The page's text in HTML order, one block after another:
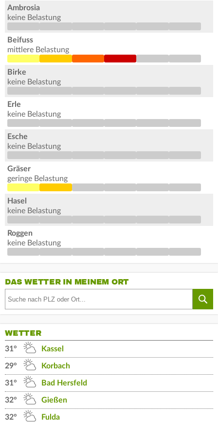
Ambrosia
keine Belastung
Beifuss
mittlere Belastung
Birke
keine Belastung
Erle
keine Belastung
Esche
keine Belastung
Gräser
geringe Belastung
Hasel
keine Belastung
Roggen
keine Belastung
DAS WETTER IN MEINEM ORT
WETTER
31° Kassel
29° Korbach
31° Bad Hersfeld
32° Gießen
32° Fulda